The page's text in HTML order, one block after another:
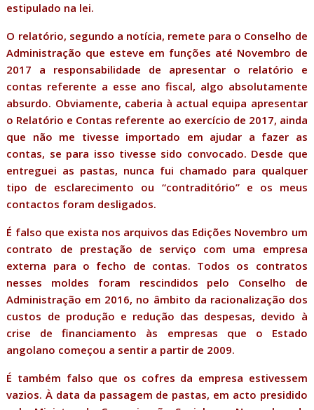
estipulado na lei.
O relatório, segundo a notícia, remete para o Conselho de
Administração que esteve em funções até Novembro de
2017 a responsabilidade de apresentar o relatório e
contas referente a esse ano fiscal, algo absolutamente
absurdo. Obviamente, caberia à actual equipa apresentar
o Relatório e Contas referente ao exercício de 2017, ainda
que não me tivesse importado em ajudar a fazer as
contas, se para isso tivesse sido convocado. Desde que
entreguei as pastas, nunca fui chamado para qualquer
tipo de esclarecimento ou “contraditório” e os meus
contactos foram desligados.
É falso que exista nos arquivos das Edições Novembro um
contrato de prestação de serviço com uma empresa
externa para o fecho de contas. Todos os contratos
nesses moldes foram rescindidos pelo Conselho de
Administração em 2016, no âmbito da racionalização dos
custos de produção e redução das despesas, devido à
crise de financiamento às empresas que o Estado
angolano começou a sentir a partir de 2009.
É também falso que os cofres da empresa estivessem
vazios. À data da passagem de pastas, em acto presidido